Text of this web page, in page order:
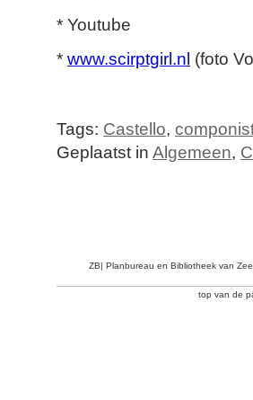
* Youtube
* www.scirptgirl.nl (foto
Tags: Castello,
Geplaatst in Algemeen,
ZB| Planbureau en Bibliotheek van
top van de